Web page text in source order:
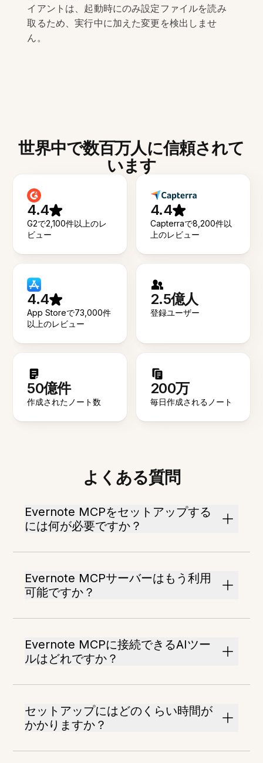
イアントは、起動時にのみ設定ファイルを読み
取るため、実行中に加えた変更を検出しませ
ん。
世界中で数百万人に信頼されて
います
4.4
G2で2,100件以上のレ
ビュー
4.4
Capterraで8,200件以
上のレビュー
4.4
App Storeで73,000件
以上のレビュー
2.5億人
登録ユーザー
50億件
作成されたノート数
200万
毎日作成されるノート
よくある質問
Evernote MCPをセットアップする
には何が必要ですか？
Evernote MCPサーバーはもう利用
可能ですか？
Evernote MCPに接続できるAIツー
ルはどれですか？
セットアップにはどのくらい時間が
かかりますか？